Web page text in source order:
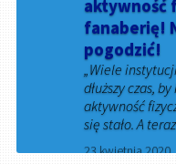
aktywność
fanaberię!
pogodzić!
„Wiele
dłuższy czas,
aktywność
się stało. A
23 kwietnia 2020